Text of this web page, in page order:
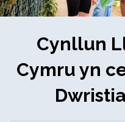
Cynllun
Cymru yn